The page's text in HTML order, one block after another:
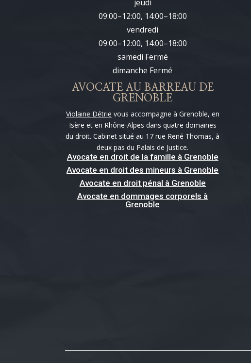
jeudi
09:00–12:00, 14:00–18:00
vendredi
09:00–12:00, 14:00–18:00
samedi Fermé
dimanche Fermé
AVOCATE AU BARREAU DE
GRENOBLE
Violaine Détrie vous accompagne à Grenoble, en
Isère et en Rhône-Alpes dans quatre domaines
du droit. Cabinet situé au 17 rue René Thomas, à
deux pas du Palais de Justice.
Avocate en droit de la famille à Grenoble
Avocate en droit des mineurs à Grenoble
Avocate en droit pénal à Grenoble
Avocate en dommages corporels à
Grenoble